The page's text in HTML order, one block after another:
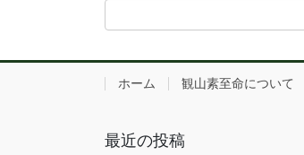
ホーム 観山素至命について
最近の投稿